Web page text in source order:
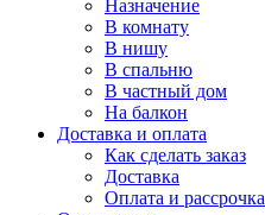
Назначение
В комнату
В нишу
В спальню
В частный дом
На балкон
Доставка и оплата
Как сделать заказ
Доставка
Оплата и рассрочка